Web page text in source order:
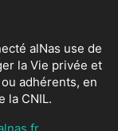
alNas use de
la Vie privée et
adhérents, en
la CNIL.